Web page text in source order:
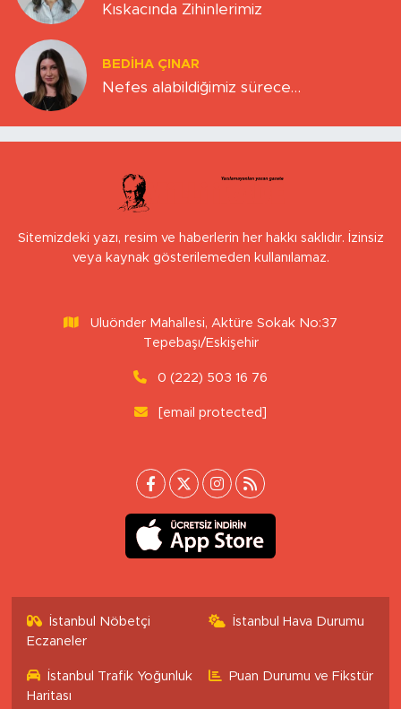
Kıskacında Zihinlerimiz
BEDIHA ÇINAR
Nefes alabildiğimiz sürece…
Sitemizdeki yazı, resim ve haberlerin her hakkı saklıdır. İzinsiz
veya kaynak gösterilemeden kullanılamaz.
Uluönder Mahallesi, Aktüre Sokak No:37
Tepebaşı/Eskişehir
0 (222) 503 16 76
[email protected]
İstanbul Nöbetçi
Eczaneler
İstanbul Hava Durumu
İstanbul Trafik Yoğunluk
Haritası
Puan Durumu ve Fikstür